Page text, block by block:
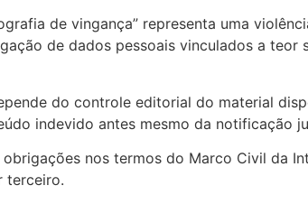
de vingança” representa uma
de dados pessoais vinculados a teor
do controle editorial do material
indevido antes mesmo da notificação
nos termos do Marco Civil da
terceiro.